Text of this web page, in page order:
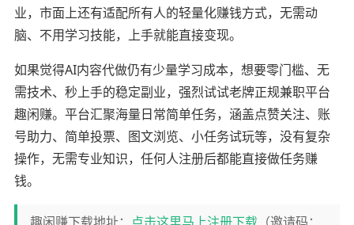
业，市面上还有适配所有人的轻量化赚钱方式，无需动
脑、不用学习技能，上手就能直接变现。
如果觉得AI内容代做仍有少量学习成本，想要零门槛、无
需技术、秒上手的稳定副业，强烈试试老牌正规兼职平台
趣闲赚。平台汇聚海量日常简单任务，涵盖点赞关注、账
号助力、简单投票、图文浏览、小任务试玩等，没有复杂
操作，无需专业知识，任何人注册后都能直接做任务赚
钱。
趣闲赚下载地址： 点击这里马上注册下载（邀请码：